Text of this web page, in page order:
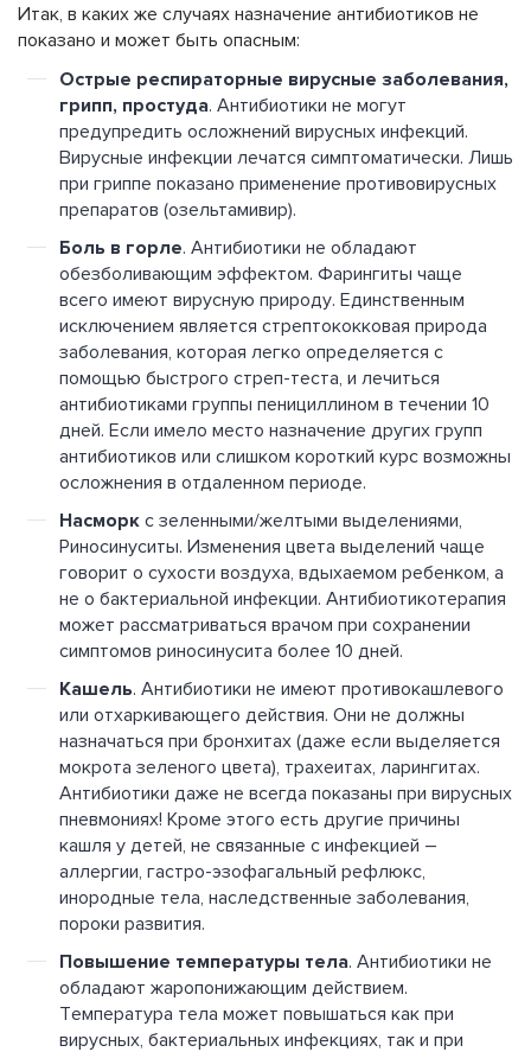
Итак, в каких же случаях назначение антибиотиков не
показано и может быть опасным:
Острые респираторные вирусные заболевания,
грипп, простуда. Антибиотики не могут
предупредить осложнений вирусных инфекций.
Вирусные инфекции лечатся симптоматически. Лишь
при гриппе показано применение противовирусных
препаратов (озельтамивир).
Боль в горле. Антибиотики не обладают
обезболивающим эффектом. Фарингиты чаще
всего имеют вирусную природу. Единственным
исключением является стрептококковая природа
заболевания, которая легко определяется с
помощью быстрого стреп-теста, и лечиться
антибиотиками группы пенициллином в течении 10
дней. Если имело место назначение других групп
антибиотиков или слишком короткий курс возможны
осложнения в отдаленном периоде.
Насморк с зеленными/желтыми выделениями,
Риносинуситы. Изменения цвета выделений чаще
говорит о сухости воздуха, вдыхаемом ребенком, а
не о бактериальной инфекции. Антибиотикотерапия
может рассматриваться врачом при сохранении
симптомов риносинусита более 10 дней.
Кашель. Антибиотики не имеют противокашлевого
или отхаркивающего действия. Они не должны
назначаться при бронхитах (даже если выделяется
мокрота зеленого цвета), трахеитах, ларингитах.
Антибиотики даже не всегда показаны при вирусных
пневмониях! Кроме этого есть другие причины
кашля у детей, не связанные с инфекцией –
аллергии, гастро-эзофагальный рефлюкс,
инородные тела, наследственные заболевания,
пороки развития.
Повышение температуры тела. Антибиотики не
обладают жаропонижающим действием.
Температура тела может повышаться как при
вирусных, бактериальных инфекциях, так и при